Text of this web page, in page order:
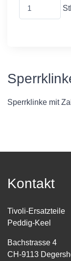
Sperrklinke mit
Kontakt
Tivoli-Ersatzteile
Peddig-Keel
Bachstrasse 4
CH-9113